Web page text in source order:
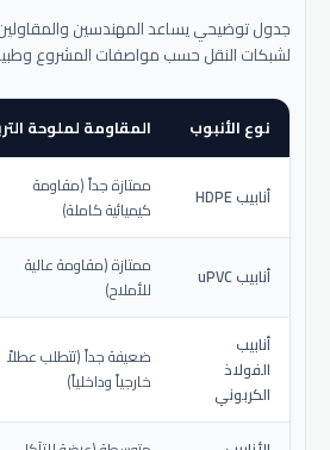
جدول توضيحي يساعد المهندسين والمقاولين
لشبكات النقل حسب مواصفات المشروع
نوع الأنبوب المقاومة لملوحة
أنابيب HDPE
ممتازة جداً (مقاومة
كيميائية كاملة)
أنابيب uPVC
ممتازة (مقاومة عالية
للأملاح)
أنابيب
الفولاذ
الكربوني
ضعيفة جداً (تتطلب عطلاً
خارجياً وداخلياً)